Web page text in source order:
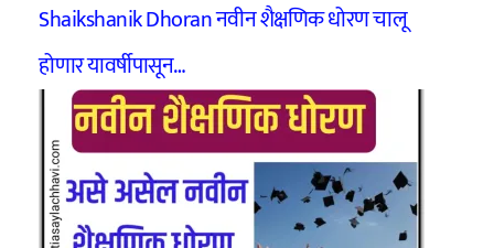
Shaikshanik Dhoran नवीन शैक्षणिक धोरण चालू
होणार यावर्षीपासून…